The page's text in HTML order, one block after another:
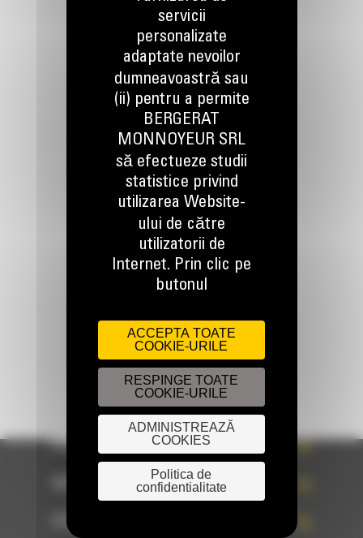
TINEM LEGATURA
Apelati-ne
0800 89 10 10
PRODUSE
STIRI
servicii
personalizate
adaptate nevoilor
dumneavoastră sau
(ii) pentru a permite
BERGERAT
MONNOYEUR SRL
să efectueze studii
statistice privind
utilizarea Website-
ului de către
utilizatorii de
Internet. Prin clic pe
butonul
ACCEPTA TOATE
COOKIE-URILE
RESPINGE TOATE
COOKIE-URILE
ADMINISTREAZĂ
COOKIES
Politica de
confidentialitate